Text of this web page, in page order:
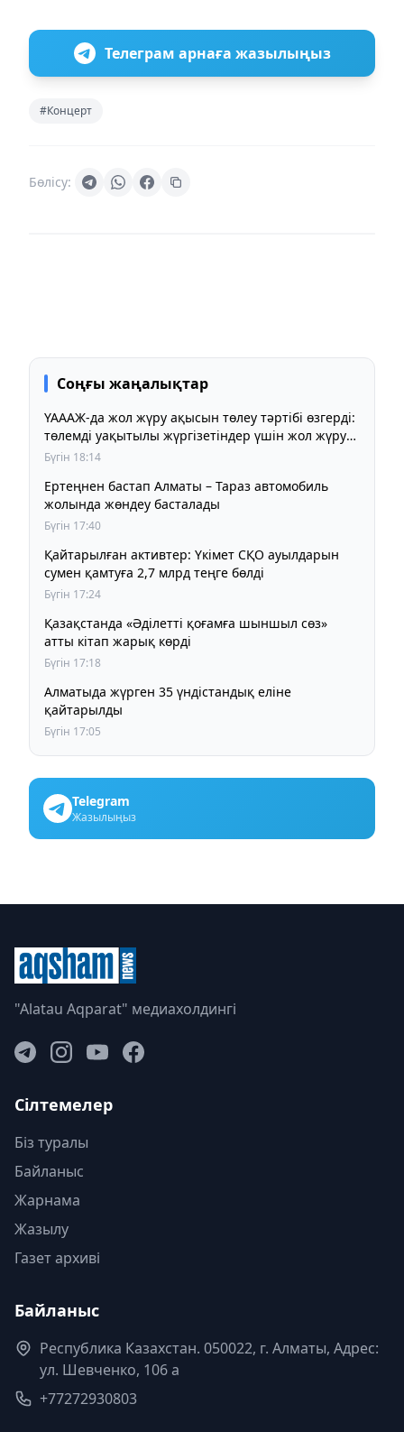
Телеграм арнаға жазылыңыз
#Концерт
Бөлісу:
Соңғы жаңалықтар
ҮАААЖ-да жол жүру ақысын төлеу тәртібі өзгерді:
төлемді уақытылы жүргізетіндер үшін жол жүру
құны бұрынғы деңгейде сақталады
Бүгін 18:14
Ертеңнен бастап Алматы – Тараз автомобиль
жолында жөндеу басталады
Бүгін 17:40
Қайтарылған активтер: Үкімет СҚО ауылдарын
сумен қамтуға 2,7 млрд теңге бөлді
Бүгін 17:24
Қазақстанда «Әділетті қоғамға шыншыл сөз»
атты кітап жарық көрді
Бүгін 17:18
Алматыда жүрген 35 үндістандық еліне
қайтарылды
Бүгін 17:05
Telegram
Жазылыңыз
"Alatau Aqparat" медиахолдингі
Сілтемелер
Біз туралы
Байланыс
Жарнама
Жазылу
Газет архиві
Байланыс
Республика Казахстан. 050022, г. Алматы, Адрес:
ул. Шевченко, 106 а
+77272930803